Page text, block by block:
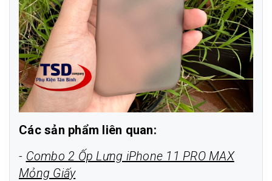
Các sản phẩm liên quan:
- Combo 2 Ốp Lưng iPhone 11 PRO MAX
Mỏng Giấy